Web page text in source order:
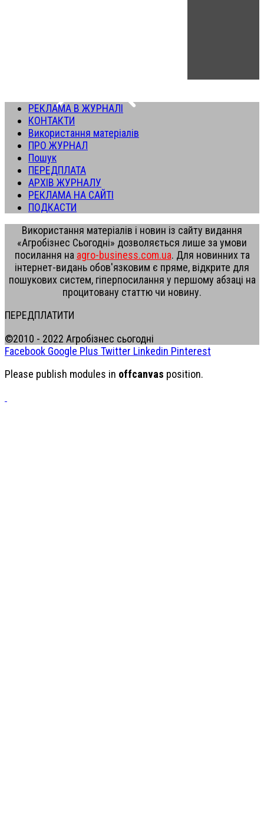
РЕКЛАМА В ЖУРНАЛІ
КОНТАКТИ
Використання матеріалів
ПРО ЖУРНАЛ
Пошук
ПЕРЕДПЛАТА
АРХІВ ЖУРНАЛУ
РЕКЛАМА НА САЙТІ
ПОДКАСТИ
Використання матеріалів і новин із сайту видання
«Агробізнес Сьогодні» дозволяється лише за умови
посилання на agro-business.com.ua. Для новинних та
інтернет-видань обов'язковим є пряме, відкрите для
пошукових систем, гіперпосилання у першому абзаці на
процитовану статтю чи новину.
ПЕРЕДПЛАТИТИ
©2010 - 2022 Агробізнес сьогодні
Facebook Google Plus Twitter Linkedin Pinterest
Please publish modules in offcanvas position.